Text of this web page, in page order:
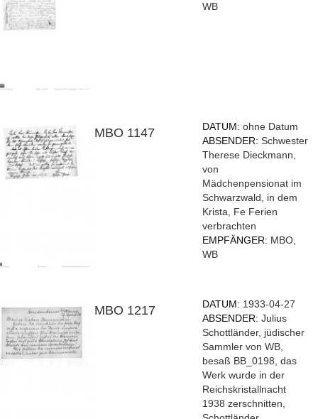
WB
MBO 1147 DATUM:ohne Datum
ABSENDER:Schwester
Therese Dieckmann,
von
Mädchenpensionat im
Schwarzwald, in dem
Krista, Fe Ferien
verbrachten
EMPFÄNGER: MBO,
WB
MBO 1217 DATUM: 1933-04-27
ABSENDER:Julius
Schottländer, jüdischer
Sammler von WB,
besaß BB_0198, das
Werk wurde in der
Reichskristallnacht
1938 zerschnitten,